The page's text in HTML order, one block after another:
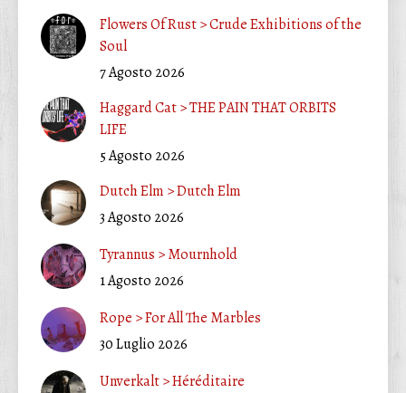
Flowers Of Rust > Crude Exhibitions of the
Soul
7 Agosto 2026
Haggard Cat > THE PAIN THAT ORBITS
LIFE
5 Agosto 2026
Dutch Elm > Dutch Elm
3 Agosto 2026
Tyrannus > Mournhold
1 Agosto 2026
Rope > For All The Marbles
30 Luglio 2026
Unverkalt > Héréditaire